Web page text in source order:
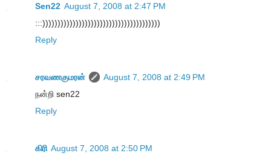
Sen22 August 7, 2008 at 2:47 PM
:::)))))))))))))))))))))))))))))))))))))))
Reply
சரவணகுமரன்
August 7, 2008 at 2:49 PM
நன்றி sen22
Reply
கிரி August 7, 2008 at 2:50 PM